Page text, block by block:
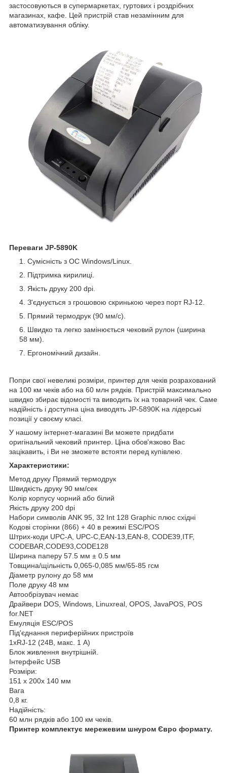
застосовуються в супермаркетах, гуртових і роздрібних
магазинах, кафе. Цей пристрій став незамінним для
автоматизування обліку.
Переваги JP-5890K
Сумісність з OC Windows/Linux.
Підтримка кирилиці.
Якість друку 200 dpi.
З'єднується з грошовою скринькою через порт RJ-12.
Прямий термодрук (90 мм/с).
Швидко та легко замінюється чековий рулон (ширина
58 мм).
Ергономічний дизайн.
Попри свої невеликі розміри, принтер для чеків розрахований
на 100 км чеків або на 60 млн рядків. Пристрій максимально
швидко збирає відомості та виводить їх на товарний чек. Саме
надійність і доступна ціна виводять JP-5890K на лідерські
позиції у своєму класі.
У нашому інтернет-магазині Ви можете придбати
оригінальний чековий принтер. Ціна обов'язково Вас
зацікавить, і Ви не зможете встояти перед купівлею.
Характеристики:
Метод друку Прямий термодрук
Швидкість друку 90 мм/сек
Колір корпусу чорний або білий
Якість друку 200 dpi
Набори символів ANK 95, 32 Int 128 Graphic плюс східні
Кодові сторінки (866) + 40 в режимі ESC/POS
Штрих-коди UPC-A, UPC-C,EAN-13,EAN-8, CODE39,ITF,
CODEBAR,CODE93,CODE128
Ширина паперу 57.5 мм ± 0.5 мм
Товщина/щільність 0,065-0,085 мм/65-85 гсм
Діаметр рулону до 58 мм
Поле друку 48 мм
Автообрізувач немає
Драйвери DOS, Windows, Linuxreal, OPOS, JavaPOS, POS
for.NET
Емуляція ESC/POS
Під'єднання периферійних пристроїв
1xRJ-12 (24В, макс. 1 А)
Блок живлення внутрішній.
Інтерфейс USB
Розміри:
151 x 200x 140 мм
Вага
0,8 кг.
Надійність:
60 млн рядків або 100 км чеків.
Принтер комплектує мережевим шнуром Євро формату.